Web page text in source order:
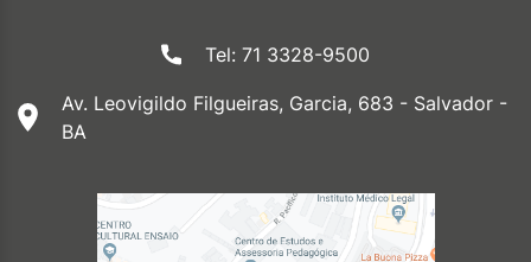
Tel: 71 3328-9500
Av. Leovigildo Filgueiras, Garcia, 683 - Salvador -
BA